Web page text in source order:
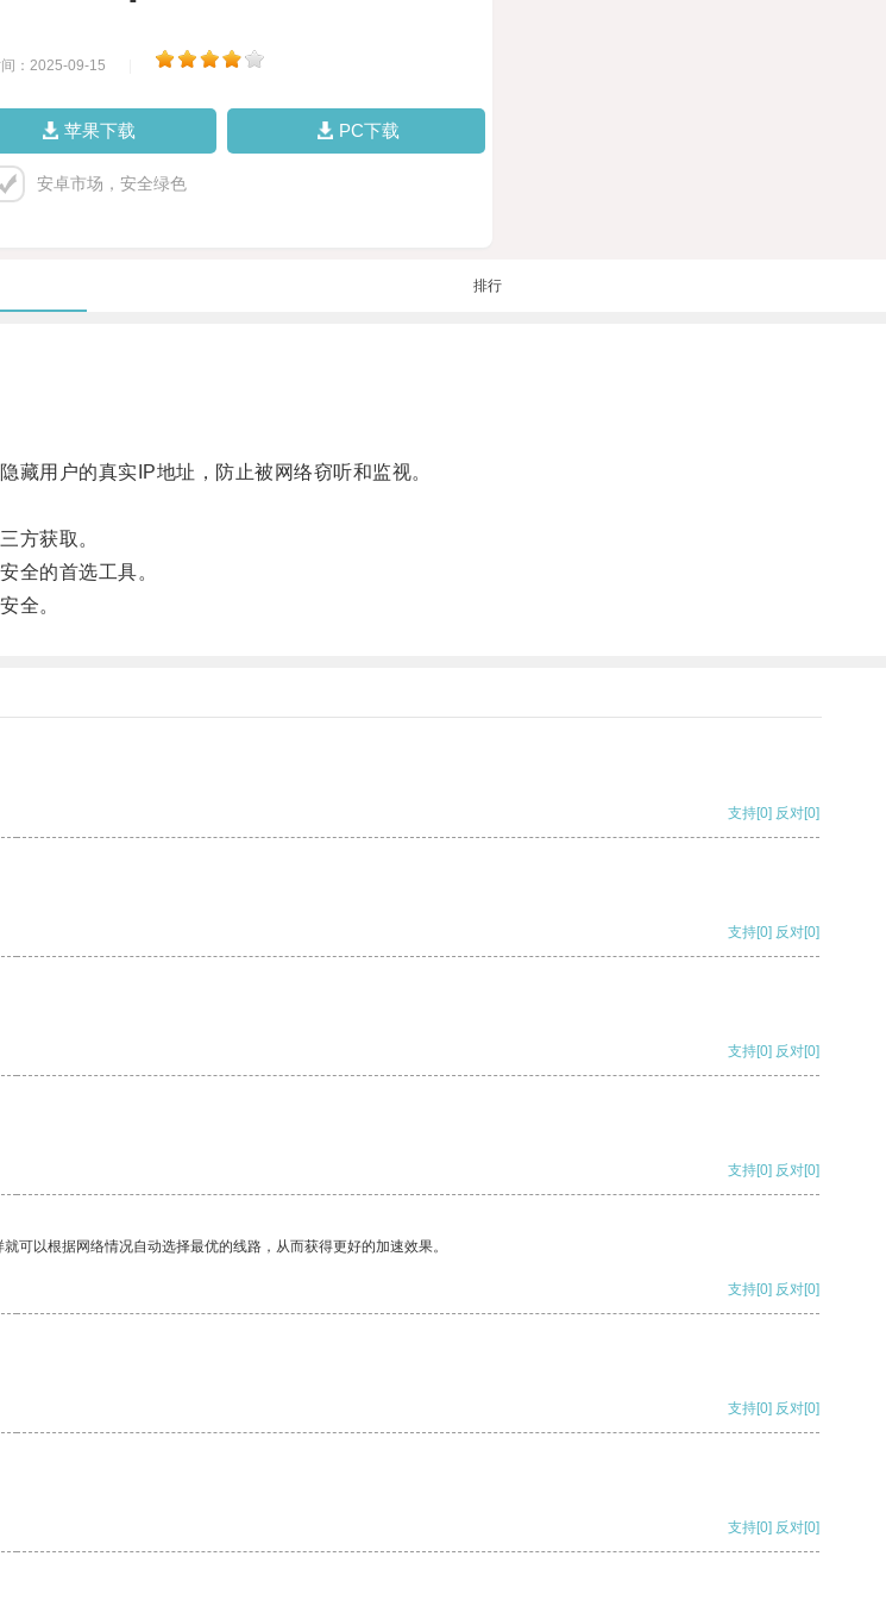
：2025-09-15
苹果下载 PC下载
安卓市场，安全绿色
排行
用户的真实IP地址，防止被网络窃听和监视。
方获取。
全的首选工具。
全。
支持[0] 反对[0]
支持[0] 反对[0]
支持[0] 反对[0]
支持[0] 反对[0]
可以根据网络情况自动选择最优的线路，从而获得更好的加速效果。
支持[0] 反对[0]
支持[0] 反对[0]
支持[0] 反对[0]